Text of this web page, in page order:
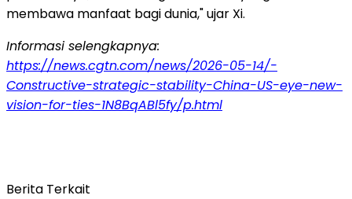
membawa manfaat bagi dunia," ujar Xi.
Informasi selengkapnya:
https://news.cgtn.com/news/2026-05-14/-
Constructive-strategic-stability-China-US-eye-new-
vision-for-ties-1N8BqABl5fy/p.html
Berita Terkait